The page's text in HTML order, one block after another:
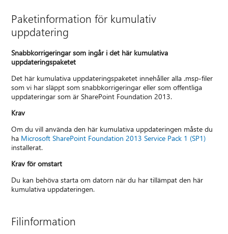
Paketinformation för kumulativ
uppdatering
Snabbkorrigeringar som ingår i det här kumulativa
uppdateringspaketet
Det här kumulativa uppdateringspaketet innehåller alla .msp-filer
som vi har släppt som snabbkorrigeringar eller som offentliga
uppdateringar som är SharePoint Foundation 2013.
Krav
Om du vill använda den här kumulativa uppdateringen måste du
ha Microsoft SharePoint Foundation 2013 Service Pack 1 (SP1)
installerat.
Krav för omstart
Du kan behöva starta om datorn när du har tillämpat den här
kumulativa uppdateringen.
Filinformation